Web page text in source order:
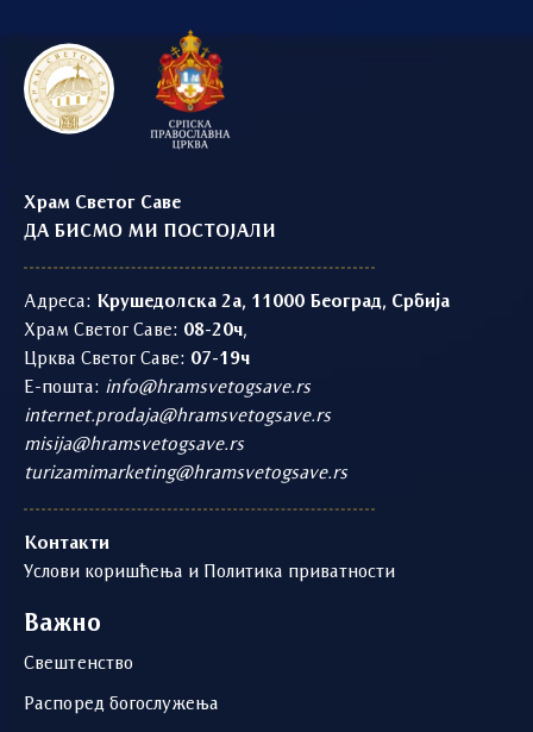
Храм Светог Саве
ДА БИСМО МИ ПОСТОЈАЛИ
Адреса: Крушедолска 2а, 11000 Београд, Србија
Храм Светог Саве: 08-20ч,
Црква Светог Саве: 07-19ч
Е-пошта: info@hramsvetogsave.rs
internet.prodaja@hramsvetogsave.rs
misija@hramsvetogsave.rs
turizamimarketing@hramsvetogsave.rs
Контакти
Услови коришћења и Политика приватности
Важно
Свештенство
Распоред богослужења